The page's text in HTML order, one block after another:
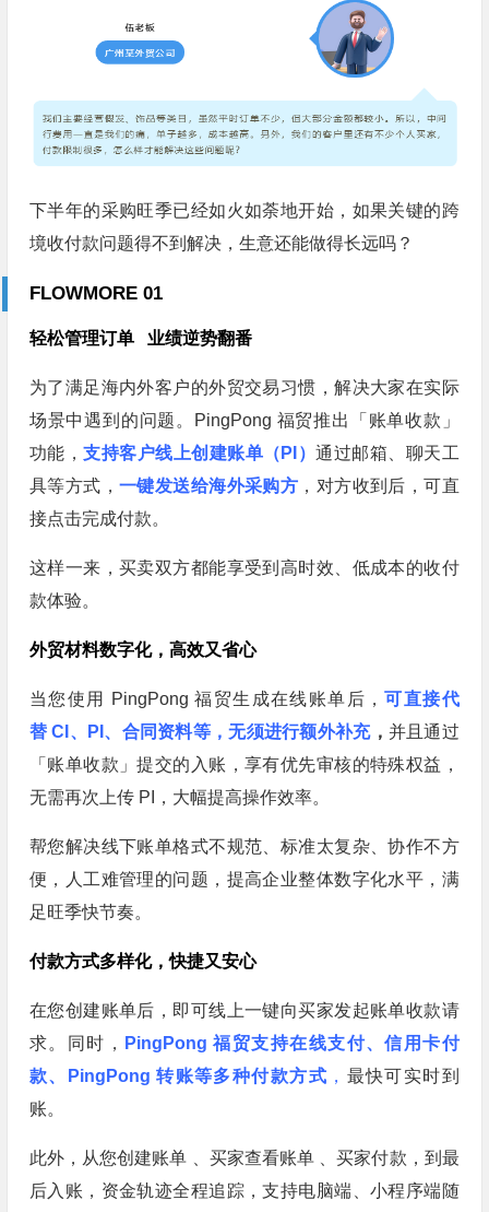
下半年的采购旺季已经如火如荼地开始，如果关键的跨
境收付款问题得不到解决，生意还能做得长远吗？
FLOWMORE 01
轻松管理订单 业绩逆势翻番
为了满足海内外客户的外贸交易习惯，解决大家在实际
场景中遇到的问题。PingPong 福贸推出「账单收款」
功能，支持客户线上创建账单（PI）通过邮箱、聊天工
具等方式， 一键发送给海外采购方 ，对方收到后，可直
接点击完成付款。
这样一来，买卖双方都能享受到高时效、低成本的收付
款体验。
外贸材料数字化，高效又省心
当您使用 PingPong 福贸生成在线账单后，可直接代
替 CI、PI、合同资料等，无须进行额外补充， 并且通过
「账单收款」提交的入账，享有优先审核的特殊权益，
无需再次上传 PI，大幅提高操作效率。
帮您解决线下账单格式不规范、标准太复杂、协作不方
便，人工难管理的问题，提高企业整体数字化水平，满
足旺季快节奏。
付款方式多样化，快捷又安心
在您创建账单后，即可线上一键向买家发起账单收款请
求。同时，
PingPong 福贸支持在线支付、信用卡付
款、PingPong 转账等多种付款方式 ， 最快可实时到
账。
此外，从您创建账单 、买家查看账单 、买家付款，到最
后入账，资金轨迹全程追踪，支持电脑端、小程序端随